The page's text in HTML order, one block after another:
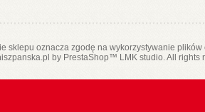
sklepu oznacza zgodę na wykorzystywanie
by PrestaShop™ LMK studio. All rights